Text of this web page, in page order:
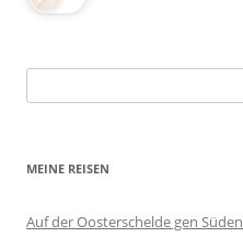
nach:
MEINE REISEN
Auf der Oosterschelde gen Süden